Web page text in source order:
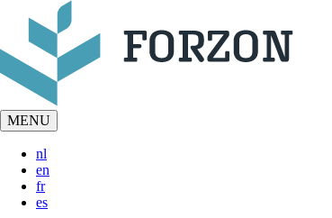
MENU
nl
en
fr
es